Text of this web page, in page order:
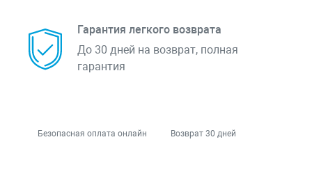
Гарантия легкого возврата
До 30 дней на возврат, полная
гарантия
Безопасная оплата онлайн Возврат 30 дней